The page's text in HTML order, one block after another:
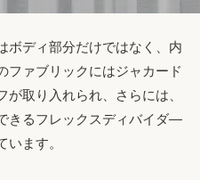
ボディ部分だけではなく、内
ファブリックにはジャカード
取り入れられ、さらには、
きるフレックスディバイダ―
ます。